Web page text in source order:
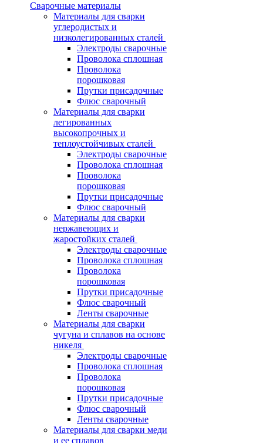
Сварочные материалы
Материалы для сварки
углеродистых и
низколегированных сталей
Электроды сварочные
Проволока сплошная
Проволока
порошковая
Прутки присадочные
Флюс сварочный
Материалы для сварки
легированных
высокопрочных и
теплоустойчивых сталей
Электроды сварочные
Проволока сплошная
Проволока
порошковая
Прутки присадочные
Флюс сварочный
Материалы для сварки
нержавеющих и
жаростойких сталей
Электроды сварочные
Проволока сплошная
Проволока
порошковая
Прутки присадочные
Флюс сварочный
Ленты сварочные
Материалы для сварки
чугуна и сплавов на основе
никеля
Электроды сварочные
Проволока сплошная
Проволока
порошковая
Прутки присадочные
Флюс сварочный
Ленты сварочные
Материалы для сварки меди
и ее сплавов